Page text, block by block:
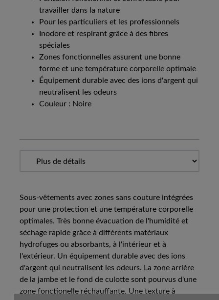
travailler dans la nature
Pour les particuliers et les professionnels
Inodore et respirant grâce à des fibres
spéciales
Zones fonctionnelles assurent une bonne
forme et une température corporelle optimale
Équipement durable avec des ions d'argent qui
neutralisent les odeurs
Couleur : Noire
Sous-vêtements avec zones sans couture intégrées
pour une protection et une température corporelle
optimales. Très bonne évacuation de l'humidité et
séchage rapide grâce à différents matériaux
hydrofuges ou absorbants, à l'intérieur et à
l'extérieur. Un équipement durable avec des ions
d'argent qui neutralisent les odeurs. La zone arrière
de la jambe et le fond de culotte sont pourvus d'une
zone fonctionelle réchauffante. Une texture à